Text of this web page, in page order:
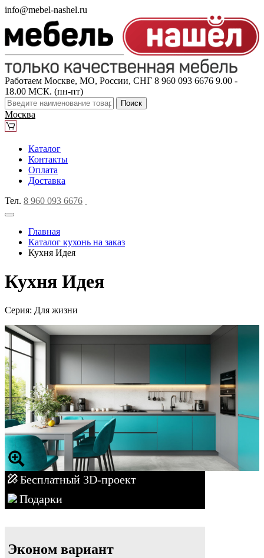
info@mebel-nashel.ru
Работаем Москве, МО, России, СНГ 8 960 093 6676 9.00 -
18.00 МСК. (пн-пт)
Поиск
Москва
Каталог
Контакты
Оплата
Доставка
Тел. 8 960 093 6676
Главная
Каталог кухонь на заказ
Кухня Идея
Кухня Идея
Серия: Для жизни
Бесплатный 3D-проект
Подарки
Эконом вариант